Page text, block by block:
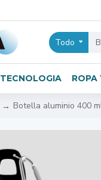
Todo
TECNOLOGIA ROPA
Botella aluminio 400